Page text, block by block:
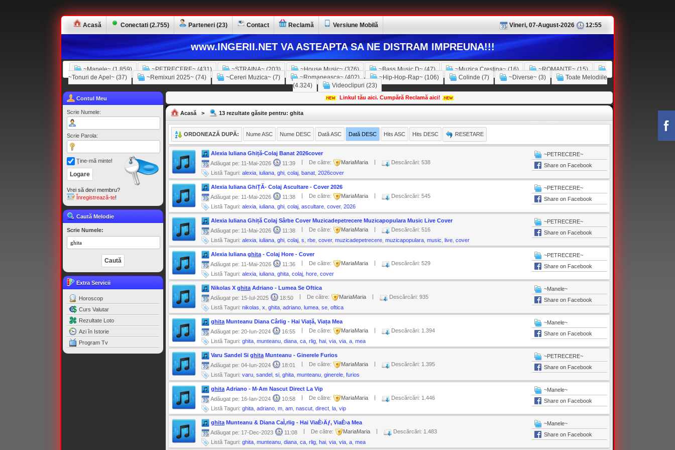
Acasă Conectati (2.755) Parteneri (23) Contact Reclamă Versiune Mobilă Vineri, 07-August-2026 12:55
www.INGERII.NET VA ASTEAPTA SA NE DISTRAM IMPREUNA!!!
~Manele~ (1.859) ~PETRECERE~ (431) ~STRAINA~ (203) ~House Music~ (376) ~Bass Music D~ (47) ~Muzica Crestina~ (16)
~ROMANTE~ (15)
~Tonuri de Apel~ (37)
~Remixuri 2025~ (74) ~Cereri Muzica~ (7) ~Romaneasca~ (402) ~Hip-Hop-Rap~ (106) Colinde (7) ~Diverse~ (3)
Toate Melodiile
(4.324)
Videoclipuri (23)
Contul Meu
Scrie Numele:
Scrie Parola:
Ţine-mă minte!
Vrei să devi membru?
Înregistrează-te!
Caută Melodie
Scrie Numele:
Extra Servicii
Horoscop
Curs Valutar
Rezultate Loto
Azi în Istorie
Program Tv
Linkul tău aici. Cumpără Reclamă aici!
Acasă > 13 rezultate găsite pentru: ghita
ORDONEAZĂ DUPĂ: Nume ASC Nume DESC Dată ASC Dată DESC Hits ASC Hits DESC RESETARE
Alexia Iuliana Ghiță-Colaj Banat 2026cover
Adăugat pe: 11-Mai-2026
11:39 De către: MariaMaria
Descărcări: 538
Listă Taguri: alexia iuliana ghi colaj banat 2026cover
~PETRECERE~
Share on Facebook
Alexia Iuliana GhiȚĂ- Colaj Ascultare - Cover 2026
Adăugat pe: 11-Mai-2026
11:38 De către: MariaMaria
Descărcări: 545
Listă Taguri: alexia iuliana ghi colaj ascultare cover, 2026
~PETRECERE~
Share on Facebook
Alexia Iuliana Ghiță Colaj Sârbe Cover Muzicadepetrecere Muzicapopulara Music Live Cover
Adăugat pe: 11-Mai-2026
11:38 De către: MariaMaria
Descărcări: 516
Listă Taguri: alexia iuliana ghi colaj s rbe cover, muzicadepetrecere muzicapopulara music live cover
~PETRECERE~
Share on Facebook
Alexia Iuliana ghita - Colaj Hore - Cover
Adăugat pe: 11-Mai-2026
11:36 De către: MariaMaria
Descărcări: 529
Listă Taguri: alexia iuliana ghita colaj hore cover
~PETRECERE~
Share on Facebook
Nikolas X ghita Adriano - Lumea Se Oftica
Adăugat pe: 15-Iul-2025
18:50 De către: MariaMaria
Descărcări: 935
Listă Taguri: nikolas x ghita adriano lumea se oftica
~Manele~
Share on Facebook
ghita Munteanu Diana Cârlig - Hai Viață, Viața Mea
Adăugat pe: 20-Iun-2024
16:55 De către: MariaMaria
Descărcări: 1.394
Listă Taguri: ghita munteanu diana ca rlig hai via via a mea
~Manele~
Share on Facebook
Varu Sandel Si ghita Munteanu - Ginerele Furios
Adăugat pe: 04-Iun-2024
18:01 De către: MariaMaria
Descărcări: 1.395
Listă Taguri: varu sandel si ghita munteanu ginerele furios
~PETRECERE~
Share on Facebook
ghita Adriano - M-Am Nascut Direct La Vip
Adăugat pe: 16-Ian-2024
10:58 De către: MariaMaria
Descărcări: 1.446
Listă Taguri: ghita adriano m am nascut direct la vip
~Manele~
Share on Facebook
ghita Munteanu & Diana CaÌ‚rlig - Hai ViaÈ›Äƒ, ViaÈ›a Mea
Adăugat pe: 17-Dec-2023
11:08 De către: MariaMaria
Descărcări: 1.483
Listă Taguri: ghita munteanu diana ca rlig hai via via a mea
~Manele~
Share on Facebook